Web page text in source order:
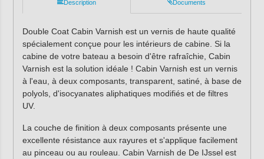
Description Documents
Double Coat Cabin Varnish est un vernis de haute qualité
spécialement conçue pour les intérieurs de cabine. Si la
cabine de votre bateau a besoin d'être rafraîchie, Cabin
Varnish est la solution idéale ! Cabin Varnish est un vernis
à l'eau, à deux composants, transparent, satiné, à base de
polyols, d'isocyanates aliphatiques modifiés et de filtres
UV.
La couche de finition à deux composants présente une
excellente résistance aux rayures et s'applique facilement
au pinceau ou au rouleau. Cabin Varnish de De IJssel est